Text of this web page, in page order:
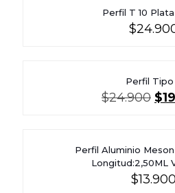
Perfil T 10
$
Perfil Tipo
$24.900 El
$
Perfil Aluminio
Longitud:2,50ML
$13.900